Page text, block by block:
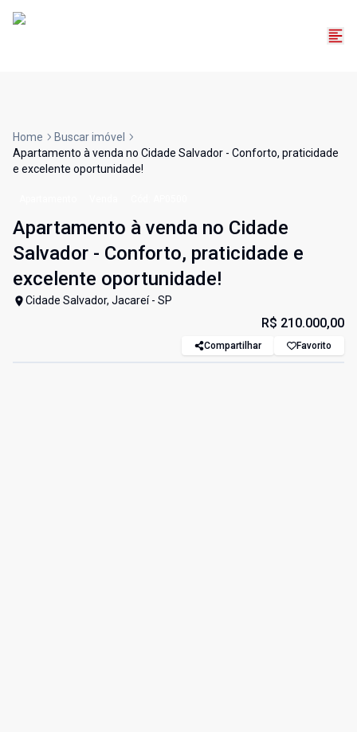
Home
Buscar imóvel
Apartamento à venda no Cidade Salvador - Conforto, praticidade
e excelente oportunidade!
Apartamento à venda no Cidade
Salvador - Conforto, praticidade e
excelente oportunidade!
Cidade Salvador, Jacareí - SP
R$ 210.000,00
Compartilhar Favorito